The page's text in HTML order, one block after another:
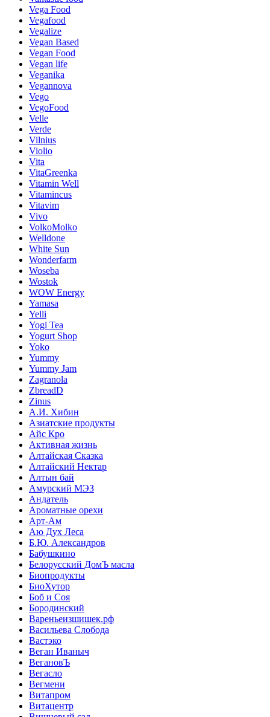
Vega Food
Vegafood
Vegalize
Vegan Based
Vegan Food
Vegan life
Veganika
Vegannova
Vego
VegoFood
Velle
Verde
Vilnius
Violio
Vita
VitaGreenka
Vitamin Well
Vitamincus
Vitavim
Vivo
VolkoMolko
Welldone
White Sun
Wonderfarm
Woseba
Wostok
WOW Energy
Yamasa
Yelli
Yogi Tea
Yogurt Shop
Yoko
Yummy
Yummy Jam
Zagranola
ZbreadD
Zinus
А.И. Хибин
Азиатские продукты
Айс Кро
Активная жизнь
Алтайская Сказка
Алтайский Нектар
Алтын бай
Амурский МЭЗ
Андатель
Ароматные орехи
Арт-Ам
Аю Дух Леса
Б.Ю. Александров
Бабушкино
Белорусский ДомЪ масла
Биопродукты
БиоХутор
Боб и Соя
Бородинский
Вареньеизшишек.рф
Васильева Слобода
Вастэко
Веган Иваныч
ВегановЪ
Вегасло
Вегмени
Витапром
Витацентр